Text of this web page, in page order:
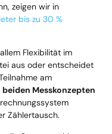
zeigen wir in
bis zu 30 %
Flexibilität im
aus oder entscheidet
am
beiden Messkonzepten
Zählertausch.